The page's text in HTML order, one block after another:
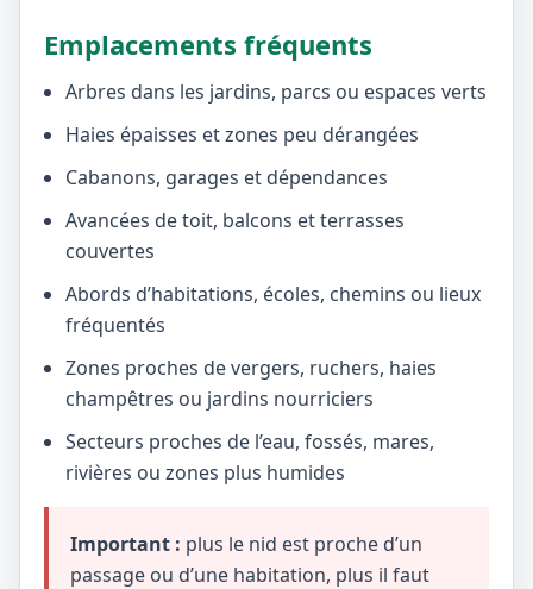
Emplacements fréquents
Arbres dans les jardins, parcs ou espaces verts
Haies épaisses et zones peu dérangées
Cabanons, garages et dépendances
Avancées de toit, balcons et terrasses
couvertes
Abords d’habitations, écoles, chemins ou lieux
fréquentés
Zones proches de vergers, ruchers, haies
champêtres ou jardins nourriciers
Secteurs proches de l’eau, fossés, mares,
rivières ou zones plus humides
Important : plus le nid est proche d’un
passage ou d’une habitation, plus il faut